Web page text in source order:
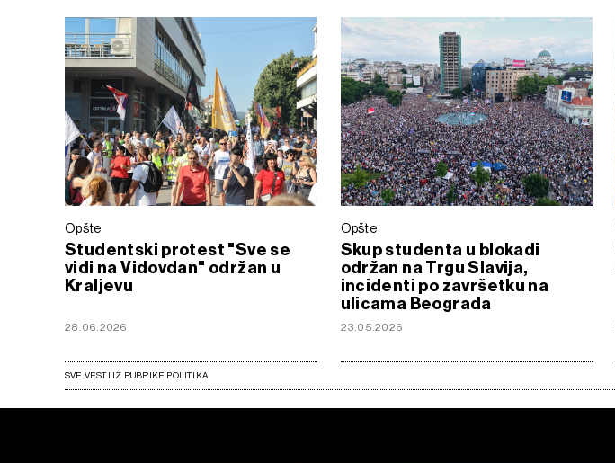
Opšte
Studentski protest "Sve se
vidi na Vidovdan" održan u
Kraljevu
28.06.2026
Opšte
Skup studenta u blokadi
održan na Trgu Slavija,
incidenti po završetku na
ulicama Beograda
23.05.2026
SVE VESTI IZ RUBRIKE POLITIKA